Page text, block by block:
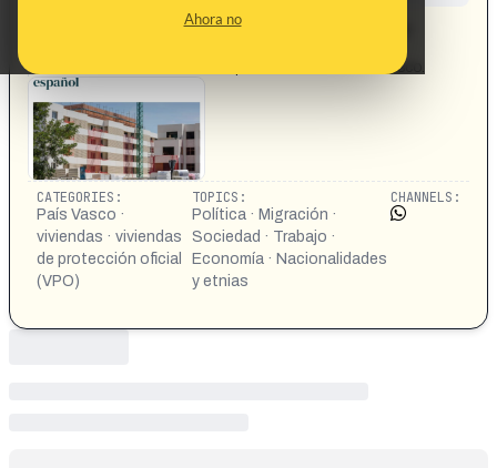
Ahora no
EI Gobierno vasco presenta la adjudicación de nuevas
beneficiados no tiene DNI español VPO en el País Vasco.
CATEGORIES:
País Vasco ·
viviendas · viviendas
de protección oficial
(VPO)
TOPICS:
Política · Migración ·
Sociedad · Trabajo ·
Economía · Nacionalidades
y etnias
CHANNELS: